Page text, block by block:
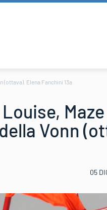
Elena Fanchini 13a
Louise,
Vonn
05